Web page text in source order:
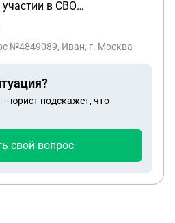
практику (в
каждого пункта. Цель —
корректную с юридической
участии в СВО
статус ветерана
3 Федерального закона «О
от 21.04.2025 N 83-ФЗ). И
№4849089, Иван, г. Москва
юрист подскажет, что
свой вопрос